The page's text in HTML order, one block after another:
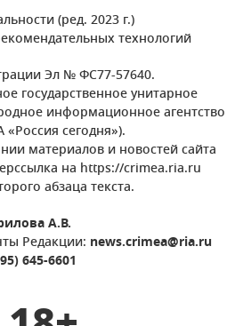
(ред. 2023 г.)
технологий
Эл № ФС77-57640.
государственное унитарное
информационное агентство
сегодня»).
материалов и новостей сайта
на https://crimea.ria.ru
абзаца текста.
А.В.
Редакции: news.crimea@ria.ru
645-6601